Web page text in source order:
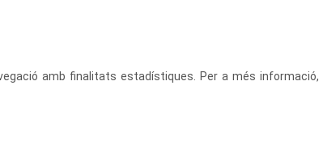
amb finalitats estadístiques. Per a més informació,